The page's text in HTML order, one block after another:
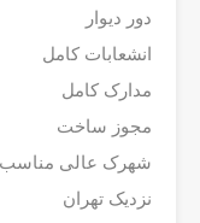
دور دیوار
انشعابات کامل
مدارک کامل
مجوز ساخت
شهرک عالی
نزدیک تهران